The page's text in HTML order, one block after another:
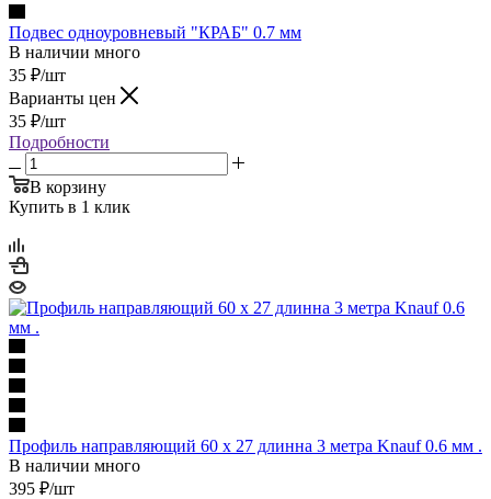
Подвес одноуровневый "КРАБ" 0.7 мм
В наличии много
35 ₽/шт
Варианты цен
35 ₽/шт
Подробности
В корзину
Купить в 1 клик
Профиль направляющий 60 x 27 длинна 3 метра Knauf 0.6 мм .
В наличии много
395 ₽/шт